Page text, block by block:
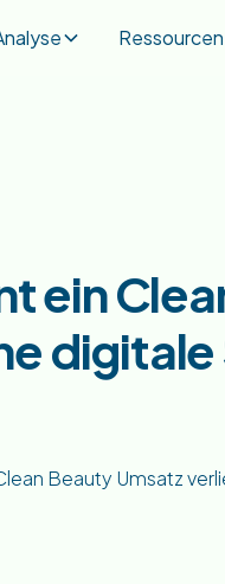
Ressourcen
ein
Beauty Umsatz